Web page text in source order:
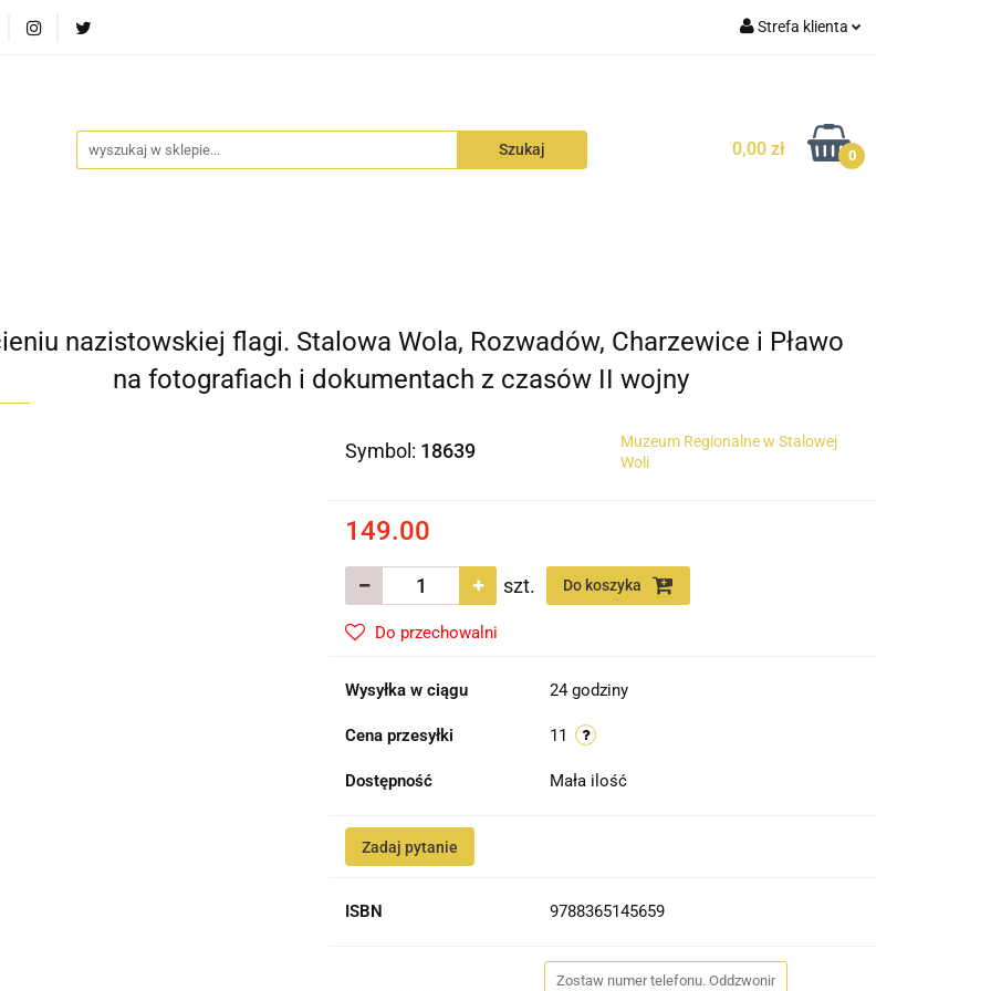
Strefa klienta
Dodaj zgłoszenie
0,00 zł 0
SZUFLADA
nazistowskiej flagi. Stalowa Wola, Rozwadów, Charzewice i Pławo
na fotografiach i dokumentach z czasów II wojny
Symbol: 18639
Muzeum Regionalne w Stalowej
Woli
149.00
szt. Do koszyka
Do przechowalni
Wysyłka w ciągu 24 godziny
Cena przesyłki 11
Dostępność Mała ilość
Zadaj pytanie
ISBN 9788365145659